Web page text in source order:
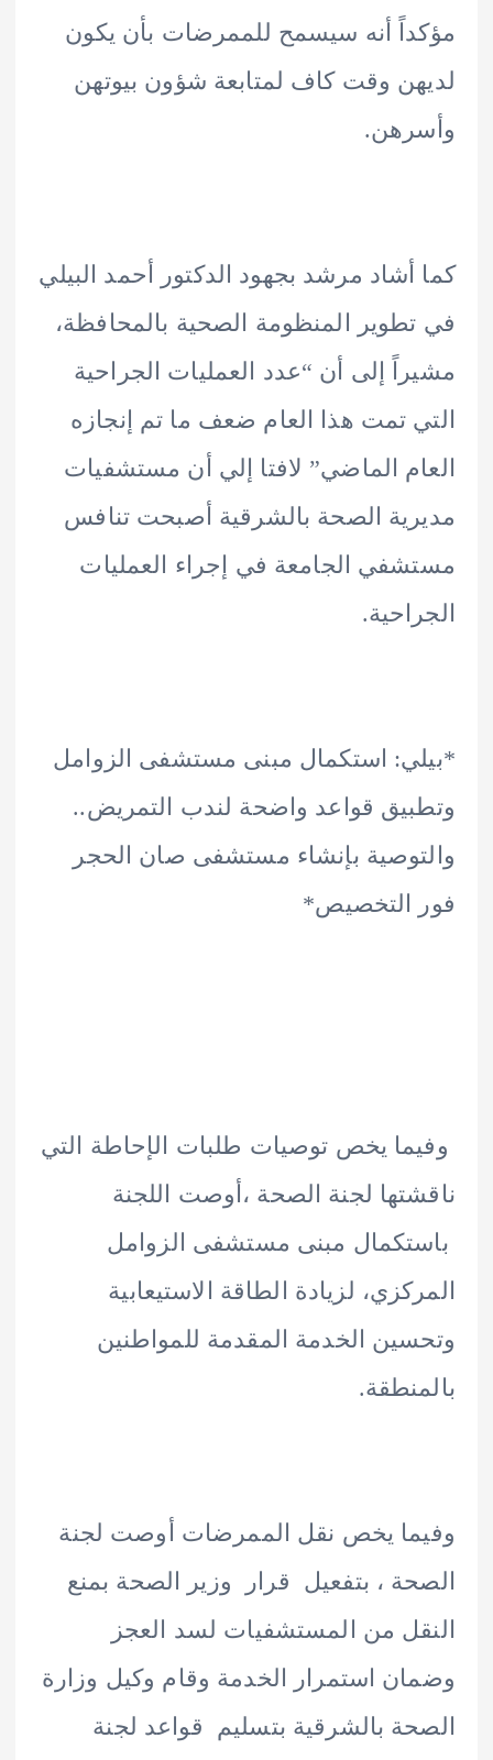
أنه سيسمح للممرضات بأن يكون
وقت كاف لمتابعة شؤون بيوتهن
مرشد بجهود الدكتور أحمد البيلي
المنظومة الصحية بالمحافظة،
إلى أن “عدد العمليات الجراحية
تمت هذا العام ضعف ما تم إنجازه
الماضي” لافتا إلي أن مستشفيات
الصحة بالشرقية أصبحت تنافس
الجامعة في إجراء العمليات
استكمال مبنى مستشفى الزوامل
قواعد واضحة لندب التمريض..
بإنشاء مستشفى صان الحجر
التخصيص*
يخص توصيات طلبات الإحاطة التي
لجنة الصحة ،أوصت اللجنة
مبنى مستشفى الزوامل
لزيادة الطاقة الاستيعابية
الخدمة المقدمة للمواطنين
يخص نقل الممرضات أوصت لجنة
، بتفعيل قرار وزير الصحة بمنع
من المستشفيات لسد العجز
استمرار الخدمة وقام وكيل وزارة
بالشرقية بتسليم قواعد لجنة